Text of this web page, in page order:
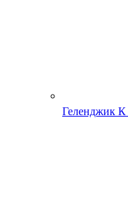
Геленджик К